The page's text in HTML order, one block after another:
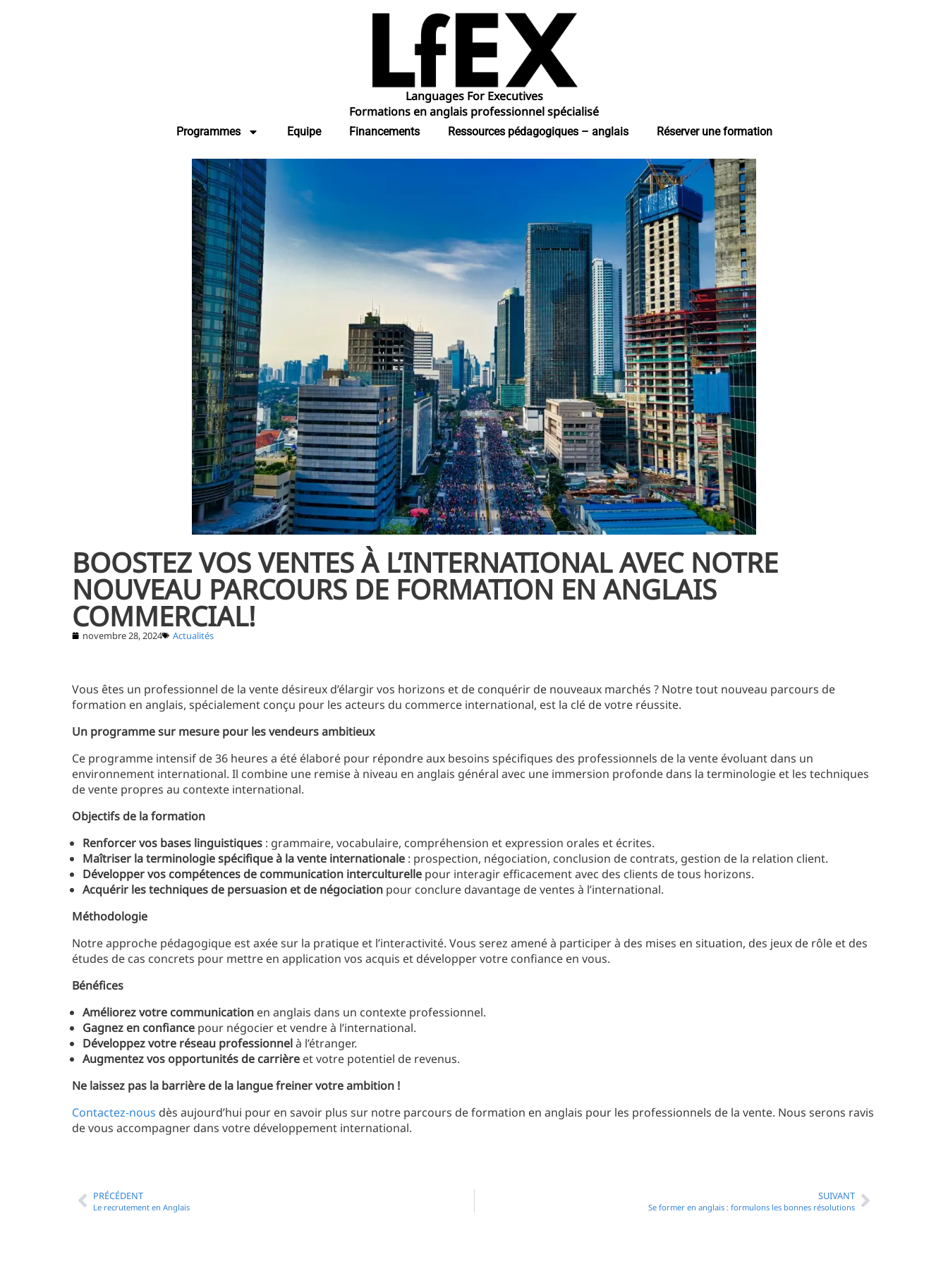
Languages For Executives
Formations en anglais professionnel spécialisé
Programmes Equipe Financements Ressources pédagogiques – anglais Réserver une formation
BOOSTEZ VOS VENTES À L’INTERNATIONAL AVEC NOTRE
NOUVEAU PARCOURS DE FORMATION EN ANGLAIS
COMMERCIAL!
novembre 28, 2024 Actualités
Vous êtes un professionnel de la vente désireux d’élargir vos horizons et de conquérir de nouveaux marchés ? Notre tout nouveau parcours de
formation en anglais, spécialement conçu pour les acteurs du commerce international, est la clé de votre réussite.
Un programme sur mesure pour les vendeurs ambitieux
Ce programme intensif de 36 heures a été élaboré pour répondre aux besoins spécifiques des professionnels de la vente évoluant dans un
environnement international. Il combine une remise à niveau en anglais général avec une immersion profonde dans la terminologie et les techniques
de vente propres au contexte international.
Objectifs de la formation
Renforcer vos bases linguistiques : grammaire, vocabulaire, compréhension et expression orales et écrites.
Maîtriser la terminologie spécifique à la vente internationale : prospection, négociation, conclusion de contrats, gestion de la relation client.
Développer vos compétences de communication interculturelle pour interagir efficacement avec des clients de tous horizons.
Acquérir les techniques de persuasion et de négociation pour conclure davantage de ventes à l’international.
Méthodologie
Notre approche pédagogique est axée sur la pratique et l’interactivité. Vous serez amené à participer à des mises en situation, des jeux de rôle et des
études de cas concrets pour mettre en application vos acquis et développer votre confiance en vous.
Bénéfices
Améliorez votre communication en anglais dans un contexte professionnel.
Gagnez en confiance pour négocier et vendre à l’international.
Développez votre réseau professionnelà l’étranger.
Augmentez vos opportunités de carrière et votre potentiel de revenus.
Ne laissez pas la barrière de la langue freiner votre ambition !
Contactez-nous dès aujourd’hui pour en savoir plus sur notre parcours de formation en anglais pour les professionnels de la vente. Nous serons ravis
de vous accompagner dans votre développement international.
PRÉCÉDENT
Le recrutement en Anglais
SUIVANT
Se former en anglais : formulons les bonnes résolutions